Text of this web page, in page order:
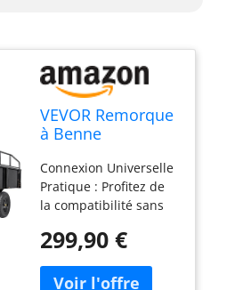
travaux de jardinage
en une seule fois
grâce à notre
remorque de grande
capacité. Déversement
Flexible : Dites adieu à
manutention
manuelle. Notre
remorque pour VTT de
jardin est dotée d'une
fonction de vidange
conviviale, qui vous
VEVOR Remorque
à Benne
Capacité de
Charge 340 kg
Remorque
Robuste avec
Côtés Amovibles
Chariot de
Connexion Universelle
Pratique : Profitez de
la compatibilité sans
remorque à benne
d'outils spéciaux : il
299,90 €